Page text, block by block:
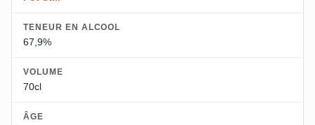
TENEUR EN ALCOOL
67,9%
VOLUME
70cl
ÂGE